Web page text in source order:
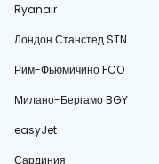
Ryanair
Лондон Станстед STN
Рим-Фьюмичино FCO
Милано-Бергамо BGY
easyJet
Сардиния